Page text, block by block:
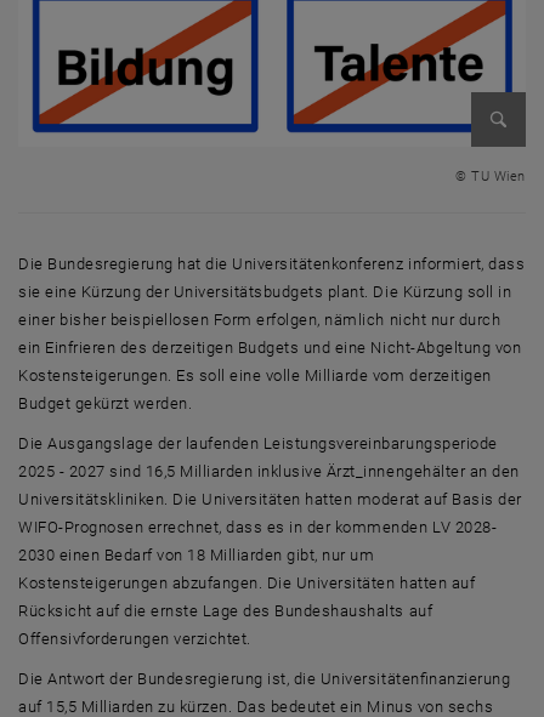
© TU Wien
Die Bundesregierung hat die Universitätenkonferenz informiert, dass
sie eine Kürzung der Universitätsbudgets plant. Die Kürzung soll in
einer bisher beispiellosen Form erfolgen, nämlich nicht nur durch
ein Einfrieren des derzeitigen Budgets und eine Nicht-Abgeltung von
Kostensteigerungen. Es soll eine volle Milliarde vom derzeitigen
Budget gekürzt werden.
Die Ausgangslage der laufenden Leistungsvereinbarungsperiode
2025 - 2027 sind 16,5 Milliarden inklusive Ärzt_innengehälter an den
Universitätskliniken. Die Universitäten hatten moderat auf Basis der
WIFO-Prognosen errechnet, dass es in der kommenden LV 2028-
2030 einen Bedarf von 18 Milliarden gibt, nur um
Kostensteigerungen abzufangen. Die Universitäten hatten auf
Rücksicht auf die ernste Lage des Bundeshaushalts auf
Offensivforderungen verzichtet.
Die Antwort der Bundesregierung ist, die Universitätenfinanzierung
auf 15,5 Milliarden zu kürzen. Das bedeutet ein Minus von sechs